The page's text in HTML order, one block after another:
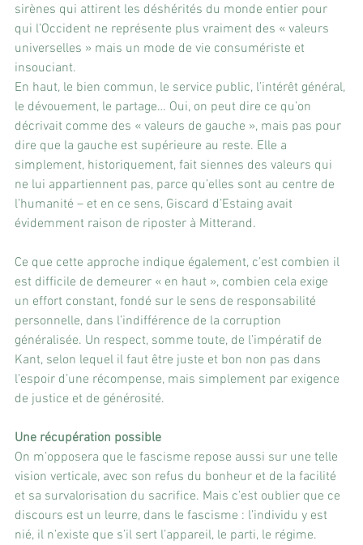
sirènes qui attirent les déshérités du monde entier pour
qui l’Occident ne représente plus vraiment des « valeurs
universelles » mais un mode de vie consumériste et
insouciant.
En haut, le bien commun, le service public, l’intérêt général,
le dévouement, le partage… Oui, on peut dire ce qu’on
décrivait comme des « valeurs de gauche », mais pas pour
dire que la gauche est supérieure au reste. Elle a
simplement, historiquement, fait siennes des valeurs qui
ne lui appartiennent pas, parce qu’elles sont au centre de
l’humanité – et en ce sens, Giscard d’Estaing avait
évidemment raison de riposter à Mitterand.
Ce que cette approche indique également, c’est combien il
est difficile de demeurer « en haut », combien cela exige
un effort constant, fondé sur le sens de responsabilité
personnelle, dans l’indifférence de la corruption
généralisée. Un respect, somme toute, de l’impératif de
Kant, selon lequel il faut être juste et bon non pas dans
l’espoir d’une récompense, mais simplement par exigence
de justice et de générosité.
Une récupération possible
On m’opposera que le fascisme repose aussi sur une telle
vision verticale, avec son refus du bonheur et de la facilité
et sa survalorisation du sacrifice. Mais c’est oublier que ce
discours est un leurre, dans le fascisme : l’individu y est
nié, il n’existe que s’il sert l’appareil, le parti, le régime.